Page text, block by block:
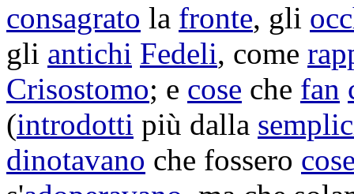
consagrato la fronte, gli
gli antichi Fedeli, come
Crisostomo; e cose che fan
(introdotti più dalla
dinotavano che fossero